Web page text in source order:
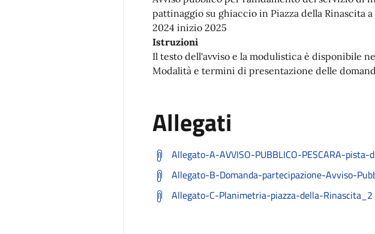
pattinaggio su ghiaccio in Piazza della Rinascita
2024 inizio 2025
Istruzioni
Il testo dell'avviso e la modulistica è disponibile
Modalità e termini di presentazione delle
Allegati
Allegato-A-AVVISO-PUBBLICO-PESCARA-
Allegato-B-Domanda-partecipazione-Avviso-
Allegato-C-Planimetria-piazza-della-Rinascita_2